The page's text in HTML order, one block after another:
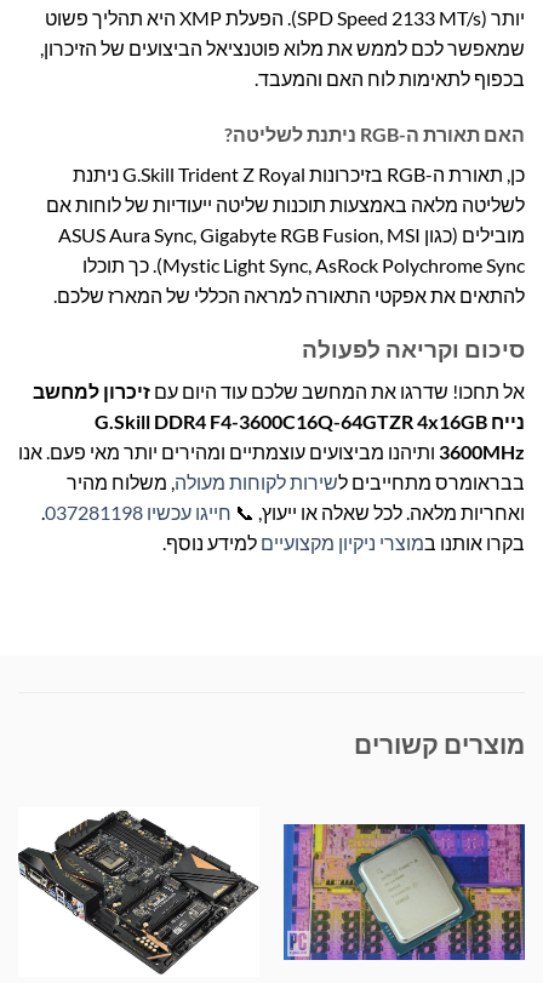
יותר (SPD Speed 2133 MT/s). הפעלת XMP היא תהליך פשוט
שמאפשר לכם לממש את מלוא פוטנציאל הביצועים של הזיכרון,
בכפוף לתאימות לוח האם והמעבד.
האם תאורת ה-RGB ניתנת לשליטה?
כן, תאורת ה-RGB בזיכרונות G.Skill Trident Z Royal ניתנת
לשליטה מלאה באמצעות תוכנות שליטה ייעודיות של לוחות אם
מובילים (כגון ASUS Aura Sync, Gigabyte RGB Fusion, MSI
Mystic Light Sync, AsRock Polychrome Sync). כך תוכלו
להתאים את אפקטי התאורה למראה הכללי של המארז שלכם.
סיכום וקריאה לפעולה
אל תחכו! שדרגו את המחשב שלכם עוד היום עם זיכרון למחשב
נייח G.Skill DDR4 F4-3600C16Q-64GTZR 4x16GB
3600MHz ותיהנו מביצועים עוצמתיים ומהירים יותר מאי פעם. אנו
בבראומרס מתחייבים לשירות לקוחות מעולה, משלוח מהיר
ואחריות מלאה. לכל שאלה או ייעוץ, 📞 חייגו עכשיו 037281198
.
בקרו אותנו במוצרי ניקיון מקצועיים למידע נוסף.
מוצרים קשורים